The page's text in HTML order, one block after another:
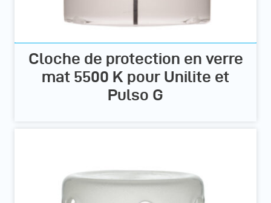
Cloche de protection en verre
mat 5500 K pour Unilite et
Pulso G